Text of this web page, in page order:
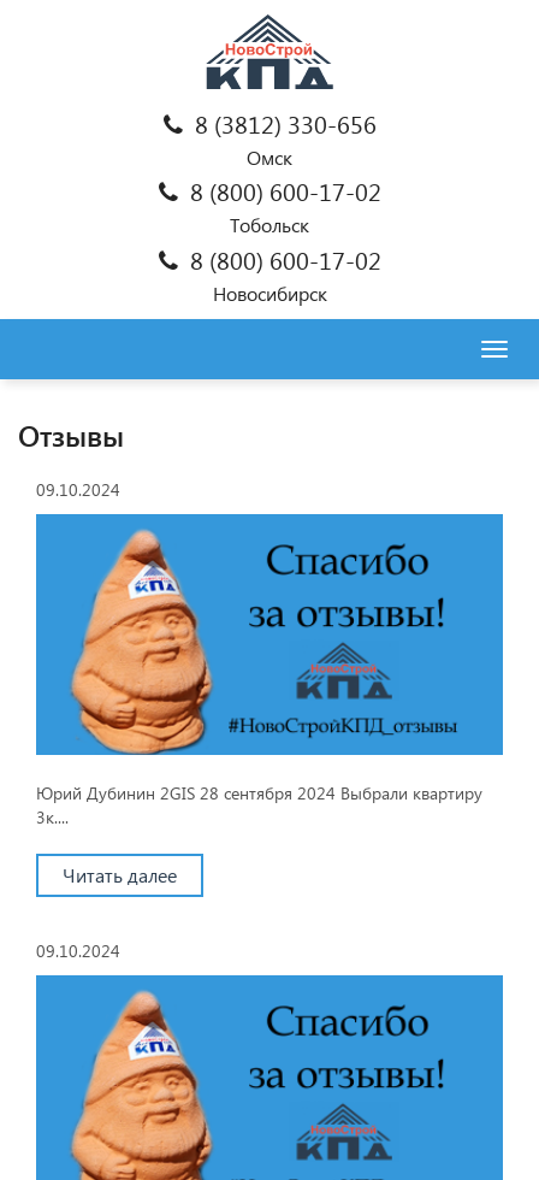
8 (3812) 330-656
Омск
8 (800) 600-17-02
Тобольск
8 (800) 600-17-02
Новосибирск
Отзывы
09.10.2024
Юрий Дубинин 2GIS 28 сентября 2024 Выбрали квартиру
3к....
Читать далее
09.10.2024